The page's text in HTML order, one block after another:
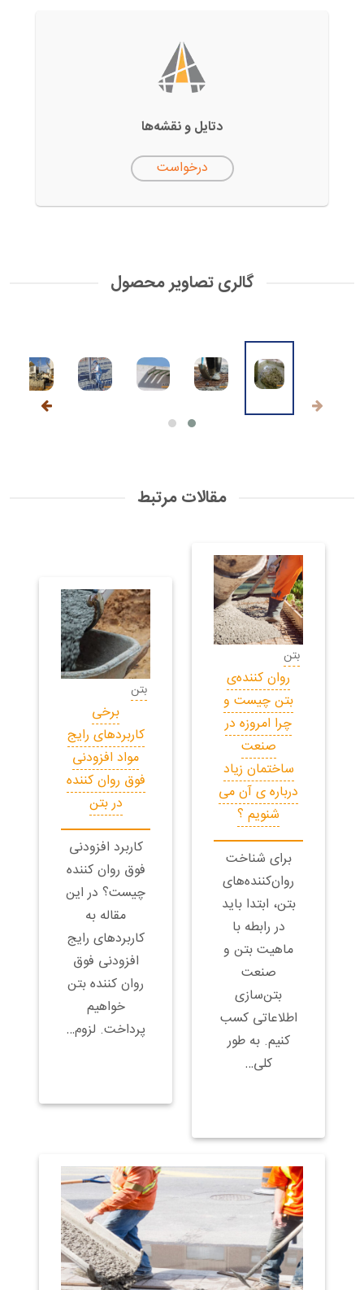
دتایل‌ و نقشه‌ها
درخواست
گالری تصاویر محصول
مقالات مرتبط
بتن
روان کننده‌ی
بتن چیست و
چرا امروزه در
صنعت
ساختمان زیاد
درباره ی آن می
شنویم ؟
برای شناخت
روان‌کننده‌های
بتن، ابتدا باید
در رابطه‌ با
ماهیت بتن و
صنعت
بتن‌سازی
اطلاعاتی کسب
کنیم. به طور
کلی…
بتن
برخی
کاربردهای رایج
مواد افزودنی
فوق روان کننده
در بتن
کاربرد افزودنی
فوق روان کننده
چیست؟ در این
مقاله به
کاربردهای رایج
افزودنی فوق
روان کننده بتن
خواهیم
پرداخت. لزوم…